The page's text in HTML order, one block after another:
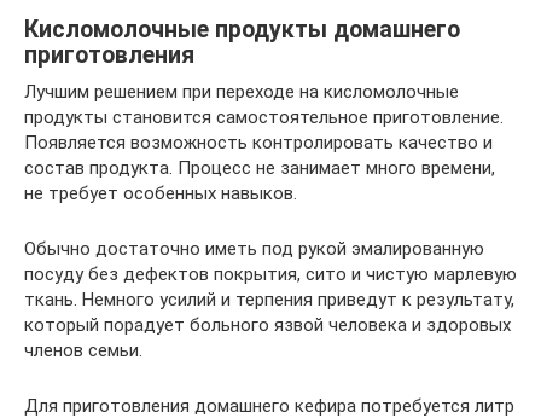
Кисломолочные продукты домашнего
приготовления
Лучшим решением при переходе на кисломолочные
продукты становится самостоятельное приготовление.
Появляется возможность контролировать качество и
состав продукта. Процесс не занимает много времени,
не требует особенных навыков.
Обычно достаточно иметь под рукой эмалированную
посуду без дефектов покрытия, сито и чистую марлевую
ткань. Немного усилий и терпения приведут к результату,
который порадует больного язвой человека и здоровых
членов семьи.
Для приготовления домашнего кефира потребуется литр